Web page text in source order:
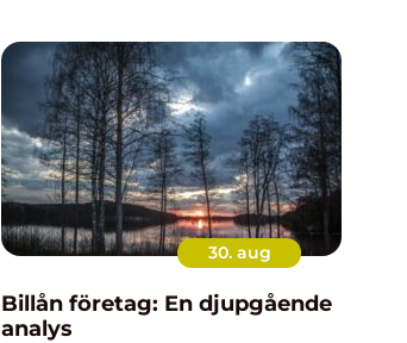
30. aug
Billån företag: En djupgående
analys